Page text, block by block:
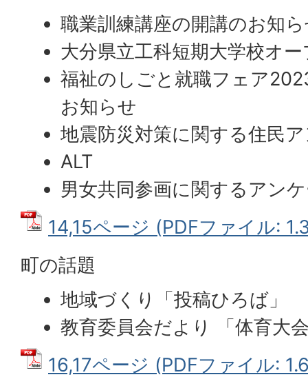
職業訓練講座の開講のお知
大分県立工科短期大学校オ
福祉のしごと就職フェア
お知らせ
地震防災対策に関する住民
ALT
男女共同参画に関するアン
14,15ページ (PDFファイル:
町の話題
地域づくり「投稿ひろば」
教育委員会だより 「体育大
16,17ページ (PDFファイル: